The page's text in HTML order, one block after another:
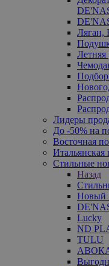
Ляган,
Летняя
Лидеры
До -50% на
Восточная
Итальянская
Стильные
Назад
Новый
Lucky
ND
TULU